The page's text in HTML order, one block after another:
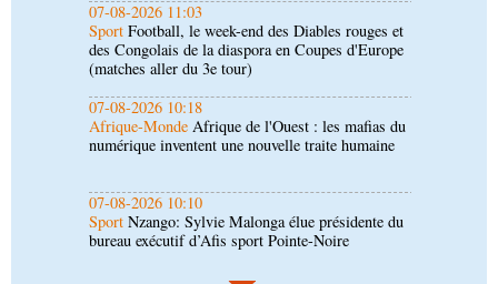
07-08-2026 10:18
Afrique-MondeAfrique de l'Ouest : les mafias du
numérique inventent une nouvelle traite humaine
07-08-2026 10:10
SportNzango: Sylvie Malonga élue présidente du
bureau exécutif d’Afis sport Pointe-Noire
06-08-2026 16:30
SociétéDiaspora : rencontre des Congolais de
l'étranger à Brazzaville